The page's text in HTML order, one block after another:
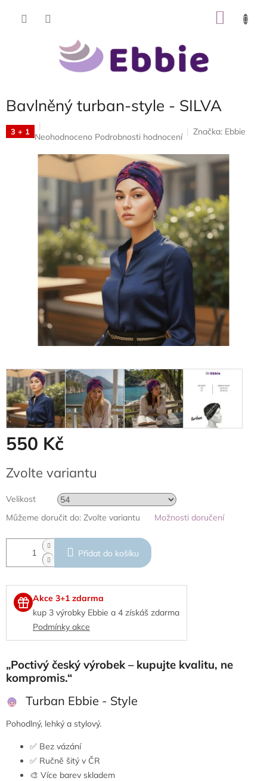
Bavlněný turban-style - SILVA
3 + 1 Průměrné
produktu
hvězdiček.
Neohodnoceno Podrobnosti hodnocení
Značka: Ebbie
550 Kč
cena:
Zvolte variantu
Velikost
Můžeme doručit do: Zvolte variantu Možnosti doručení
Přidat do košíku
Akce 3+1 zdarma
kup 3 výrobky Ebbie a 4 získáš zdarma
Podmínky akce
„Poctivý český výrobek – kupujte kvalitu, ne
kompromis.“
Turban Ebbie - Style
Pohodlný, lehký a stylový.
✅ Bez vázání
✅ Ručně šitý v ČR
🎨 Více barev skladem